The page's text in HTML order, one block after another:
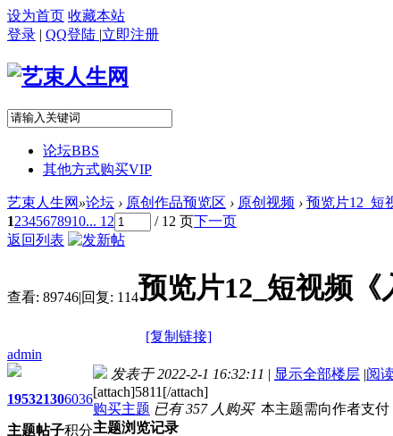
设为首页 收藏本站
登录 | QQ登陆 |立即注册
论坛BBS
其他方式购买VIP
艺束人生网 »论坛 › 原创作品预览区 › 原创视频 › 预览片12_短
12345678910... 12 / 12 页下一页
返回列表
查看: 89746|回复: 114预览片12_短视频《
[复制链接]
admin
1953
主题
2130
帖子
6036
积分
发表于 2022-2-1 16:32:11 | 显示全部楼层 |阅
[attach]5811[/attach]
购买主题 已有 357 人购买 本主题需向作者支付
主题浏览记录